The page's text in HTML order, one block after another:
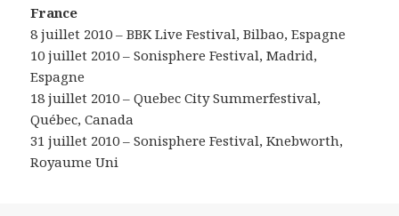
France
8 juillet 2010 – BBK Live Festival, Bilbao, Espagne
10 juillet 2010 – Sonisphere Festival, Madrid,
Espagne
18 juillet 2010 – Quebec City Summerfestival,
Québec, Canada
31 juillet 2010 – Sonisphere Festival, Knebworth,
Royaume Uni